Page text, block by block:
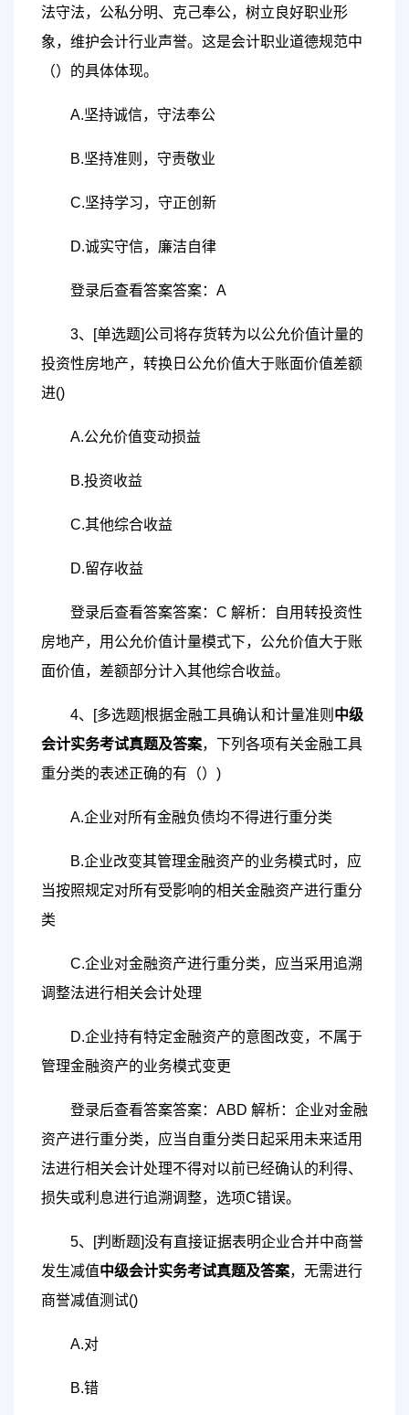
法守法，公私分明、克己奉公，树立良好职业形
象，维护会计行业声誉。这是会计职业道德规范中
（）的具体体现。
A.坚持诚信，守法奉公
B.坚持准则，守责敬业
C.坚持学习，守正创新
D.诚实守信，廉洁自律
登录后查看答案答案：A
3、[单选题]公司将存货转为以公允价值计量的
投资性房地产，转换日公允价值大于账面价值差额
进()
A.公允价值变动损益
B.投资收益
C.其他综合收益
D.留存收益
登录后查看答案答案：C 解析：自用转投资性
房地产，用公允价值计量模式下，公允价值大于账
面价值，差额部分计入其他综合收益。
4、[多选题]根据金融工具确认和计量准则 中级
会计实务考试真题及答案，下列各项有关金融工具
重分类的表述正确的有（）)
A.企业对所有金融负债均不得进行重分类
B.企业改变其管理金融资产的业务模式时，应
当按照规定对所有受影响的相关金融资产进行重分
类
C.企业对金融资产进行重分类，应当采用追溯
调整法进行相关会计处理
D.企业持有特定金融资产的意图改变，不属于
管理金融资产的业务模式变更
登录后查看答案答案：ABD 解析：企业对金融
资产进行重分类，应当自重分类日起采用未来适用
法进行相关会计处理不得对以前已经确认的利得、
损失或利息进行追溯调整，选项C错误。
5、[判断题]没有直接证据表明企业合并中商誉
发生减值中级会计实务考试真题及答案，无需进行
商誉减值测试()
A.对
B.错